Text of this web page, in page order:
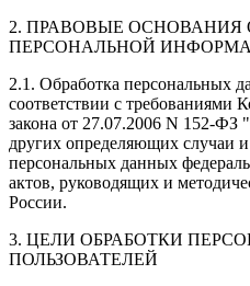
2. ПРАВОВЫЕ ОСНОВАНИЯ
ПЕРСОНАЛЬНОЙ
2.1. Обработка персональных
соответствии с требованиями
закона от 27.07.2006 N 152-
других определяющих случаи
персональных данных
актов, руководящих и
России.
3. ЦЕЛИ ОБРАБОТКИ
ПОЛЬЗОВАТЕЛЕЙ